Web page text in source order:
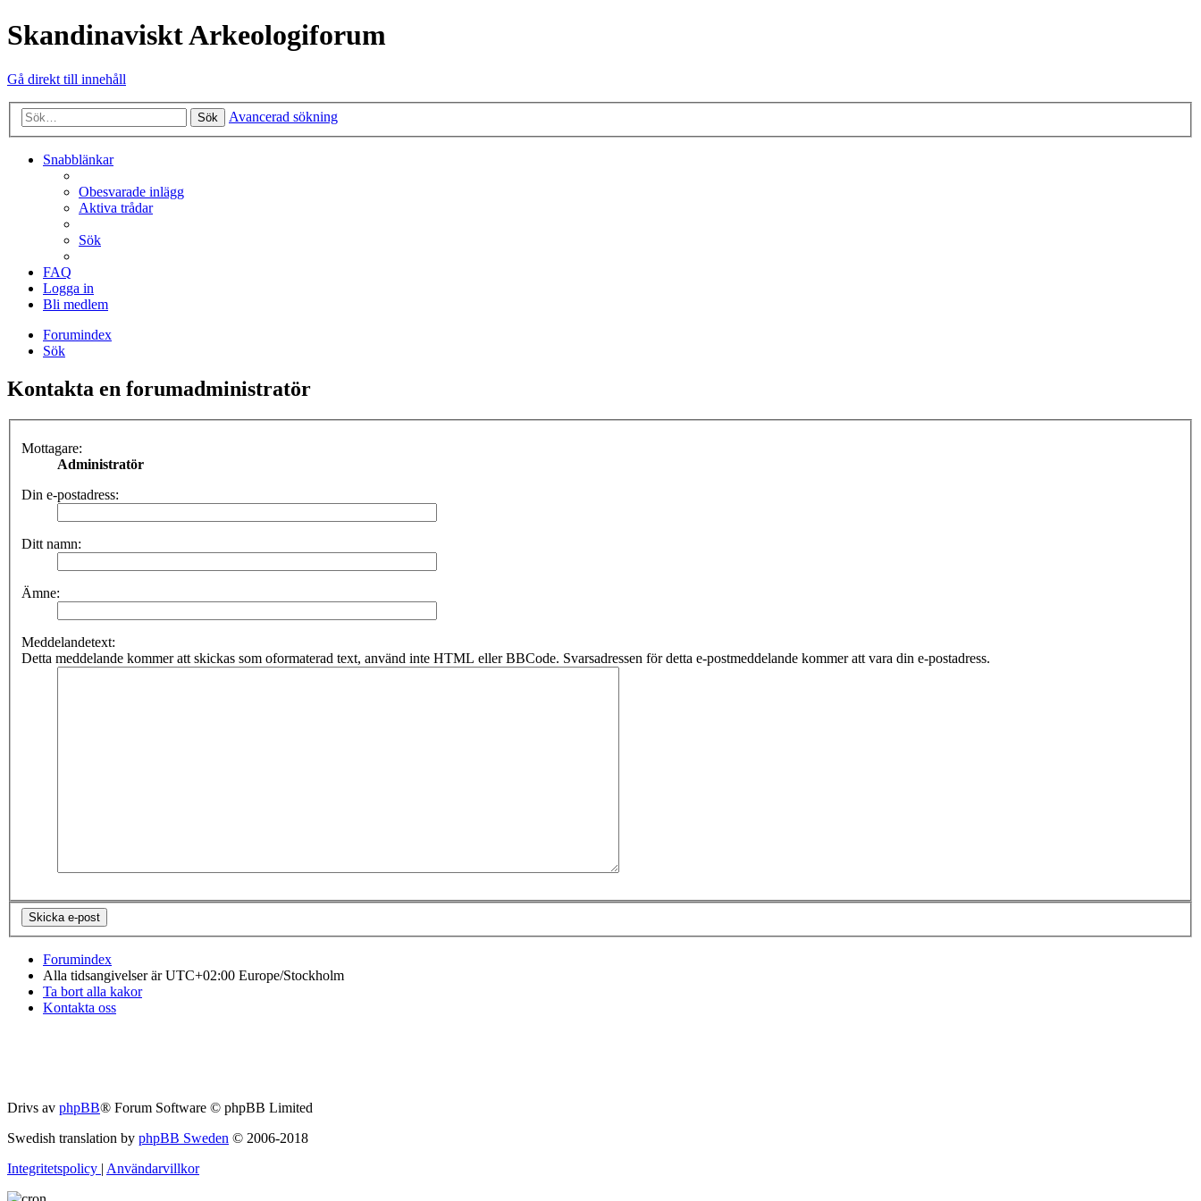
Skandinaviskt Arkeologiforum
Gå direkt till innehåll
Sök Avancerad sökning
Snabblänkar
Obesvarade inlägg
Aktiva trådar
Sök
FAQ
Logga in
Bli medlem
Forumindex
Sök
Kontakta en forumadministratör
Mottagare:
Administratör
Din e-postadress:
Ditt namn:
Ämne:
Meddelandetext:
Detta meddelande kommer att skickas som oformaterad text, använd inte HTML eller BBCode. Svarsadressen för detta e-postmeddelande kommer att vara din e-postadress.
Forumindex
Alla tidsangivelser är UTC+02:00 Europe/Stockholm
Ta bort alla kakor
Kontakta oss
Drivs av phpBB® Forum Software © phpBB Limited
Swedish translation by phpBB Sweden © 2006-2018
Integritetspolicy | Användarvillkor